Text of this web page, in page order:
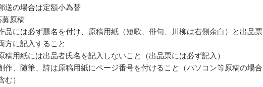
送の場合は定額小為替
募原稿
品には必ず題名を付け、原稿用紙（短歌、俳句、川柳は右側余白）と出品票
方に記入すること
稿用紙には出品者氏名を記入しないこと（出品票には必ず記入）
作、随筆、詩は原稿用紙にページ番号を付けること（パソコン等原稿の場合
む）